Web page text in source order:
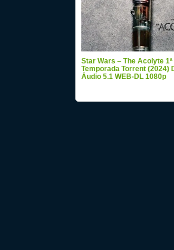
Star Wars – The Acolyte 1ª
Temporada Torrent (2024)
Áudio 5.1 WEB-DL 1080p